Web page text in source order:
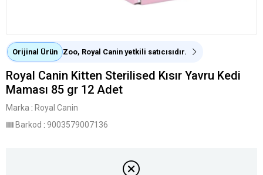
Orijinal Ürün Zoo, Royal Canin yetkili satıcısıdır.
Royal Canin Kitten Sterilised Kısır Yavru Kedi
Maması 85 gr 12 Adet
Marka : Royal Canin
Barkod : 9003579007136